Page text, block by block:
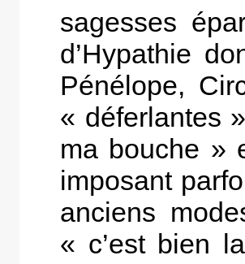
sagesses
d’Hypathie
Pénélope,
« déferlantes
ma bouche »
imposant
anciens
« c’est bien